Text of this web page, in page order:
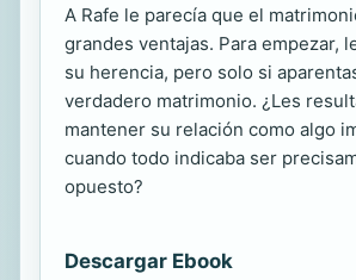
A Rafe le parecía que el
grandes ventajas. Para empezar,
su herencia, pero solo si
verdadero matrimonio. ¿Les
mantener su relación como algo
cuando todo indicaba ser
opuesto?
Descargar Ebook